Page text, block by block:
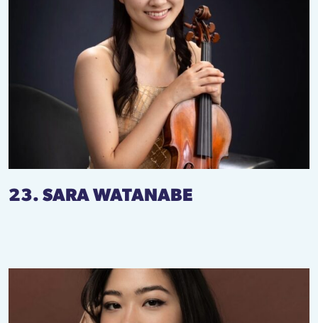
23. SARA WATANABE